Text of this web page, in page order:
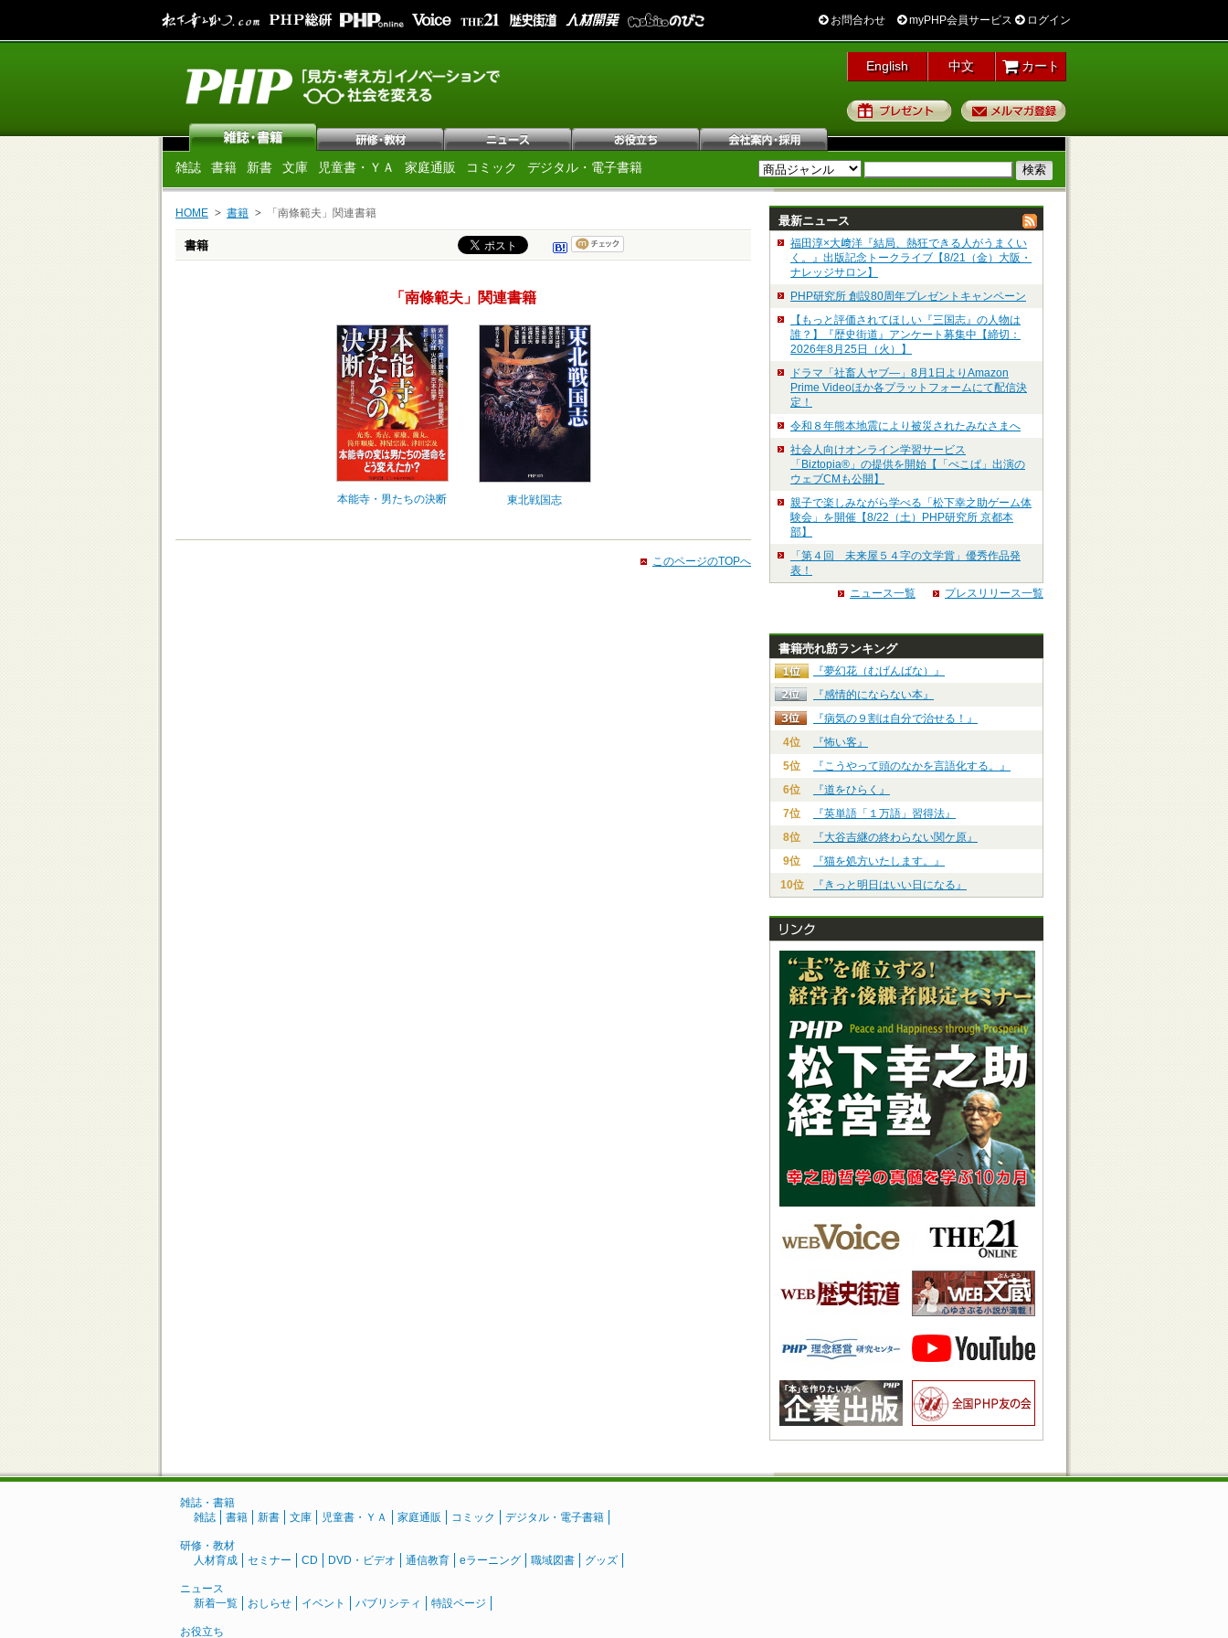
お問合わせ myPHP会員サービス ログイン
English 中文 カート
プレゼント
雑誌 書籍 新書 文庫 児童書・ＹＡ 家庭通販 コミック デジタル・電子書籍
HOME 書籍 「南條範夫」関連書籍
書籍
「南條範夫」関連書籍
本能寺・男たちの決断 東北戦国志
このページのTOPへ
最新ニュース
福田淳×大﨑洋『結局、熱狂できる人がうまくい
く。』出版記念トークライブ【8/21（金）大阪・
ナレッジサロン】
PHP研究所 創設80周年プレゼントキャンペーン
【もっと評価されてほしい『三国志』の人物は
誰？】『歴史街道』アンケート募集中【締切：
2026年8月25日（火）】
ドラマ「社畜人ヤブ―」8月1日よりAmazon
Prime Videoほか各プラットフォームにて配信決
定！
令和８年熊本地震により被災されたみなさまへ
社会人向けオンライン学習サービス
「Biztopia®」の提供を開始【「ぺこぱ」出演の
ウェブCMも公開】
親子で楽しみながら学べる「松下幸之助ゲーム体
験会」を開催【8/22（土）PHP研究所 京都本
部】
「第４回 未来屋５４字の文学賞」優秀作品発
表！
ニュース一覧
プレスリリース一覧
書籍売れ筋ランキング
『夢幻花（むげんばな）』
『感情的にならない本』
『病気の９割は自分で治せる！』
4位
『怖い客』
5位
『こうやって頭のなかを言語化する。』
6位
『道をひらく』
7位
『英単語「１万語」習得法』
8位
『大谷吉継の終わらない関ケ原』
9位
『猫を処方いたします。』
10位
『きっと明日はいい日になる』
雑誌・書籍
雑誌
書籍 新書 文庫 児童書・ＹＡ 家庭通販 コミック デジタル・電子書籍
研修・教材
人材育成
セミナー CD DVD・ビデオ 通信教育 eラーニング 職域図書 グッズ
ニュース
新着一覧
おしらせ イベント パブリシティ 特設ページ
お役立ち